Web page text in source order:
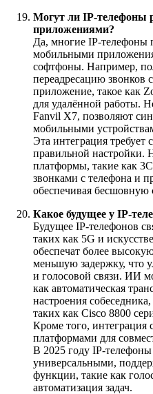
Могут ли IP-телефоны
приложениями?
Да, многие IP-телефоны
мобильными
софтфоны. Например,
переадресацию звонков
приложение, такое как
для удалённой работы.
Fanvil X7, позволяют
мобильными
Эта интеграция требует
правильной настройки.
платформы, такие как
звонками с телефона и
обеспечивая бесшовную
Какое будущее у IP-
Будущее IP-телефонов
таких как 5G и
обеспечат более
меньшую задержку, что
и голосовой связи. ИИ
как автоматическая
настроения
таких как Cisco 8800
Кроме того, интеграция
платформами для
В 2025 году IP-телефоны
универсальными,
функции, такие как
автоматизация задач.